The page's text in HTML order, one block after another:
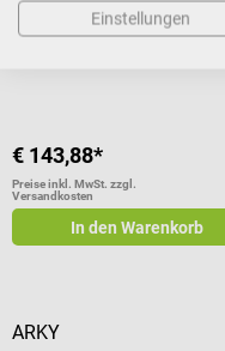
Farbe:Weiß
€ 143,88*
Preise inkl. MwSt. zzgl.
Versandkosten
In den Warenkorb
ARKY
Einstellungen